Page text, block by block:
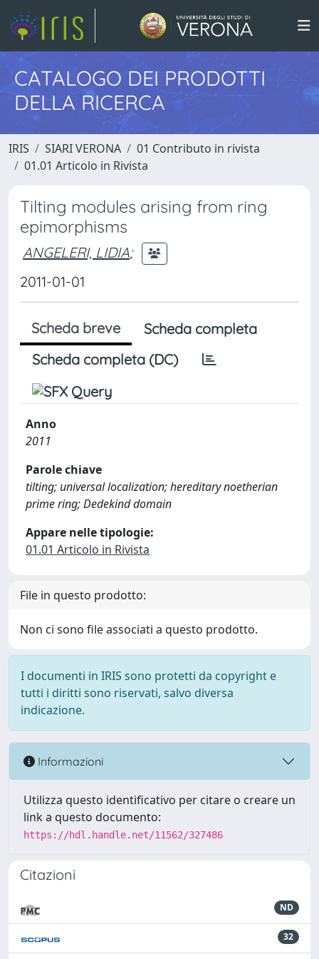
CATALOGO DEI PRODOTTI
DELLA RICERCA
IRIS SIARI VERONA
01 Contributo in rivista
01.01 Articolo in Rivista
Tilting modules arising from ring
epimorphisms
ANGELERI, LIDIA;
2011-01-01
Scheda breve
Scheda completa
Scheda completa (DC)
Anno
2011
Parole chiave
tilting; universal localization; hereditary noetherian
prime ring; Dedekind domain
Appare nelle tipologie:
01.01 Articolo in Rivista
File in questo prodotto:
Non ci sono file associati a questo prodotto.
I documenti in IRIS sono protetti da copyright e
tutti i diritti sono riservati, salvo diversa
indicazione.
Informazioni
Utilizza questo identificativo per citare o creare un
link a questo documento:
https://hdl.handle.net/11562/327486
Citazioni
ND
32